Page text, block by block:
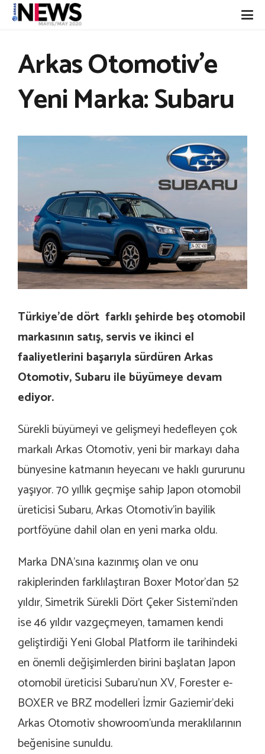
Arkas Otomotiv’e
Yeni Marka: Subaru
Türkiye’de dört farklı şehirde beş otomobil
markasının satış, servis ve ikinci el
faaliyetlerini başarıyla sürdüren Arkas
Otomotiv, Subaru ile büyümeye devam
ediyor.
Sürekli büyümeyi ve gelişmeyi hedefleyen çok
markalı Arkas Otomotiv, yeni bir markayı daha
bünyesine katmanın heyecanı ve haklı gururunu
yaşıyor. 70 yıllık geçmişe sahip Japon otomobil
üreticisi Subaru, Arkas Otomotiv’in bayilik
portföyüne dahil olan en yeni marka oldu.
Marka DNA’sına kazınmış olan ve onu
rakiplerinden farklılaştıran Boxer Motor’dan 52
yıldır, Simetrik Sürekli Dört Çeker Sistemi’nden
ise 46 yıldır vazgeçmeyen, tamamen kendi
geliştirdiği Yeni Global Platform ile tarihindeki
en önemli değişimlerden birini başlatan Japon
otomobil üreticisi Subaru’nun XV, Forester e-
BOXER ve BRZ modelleri İzmir Gaziemir’deki
Arkas Otomotiv showroom’unda meraklılarının
beğenisine sunuldu.